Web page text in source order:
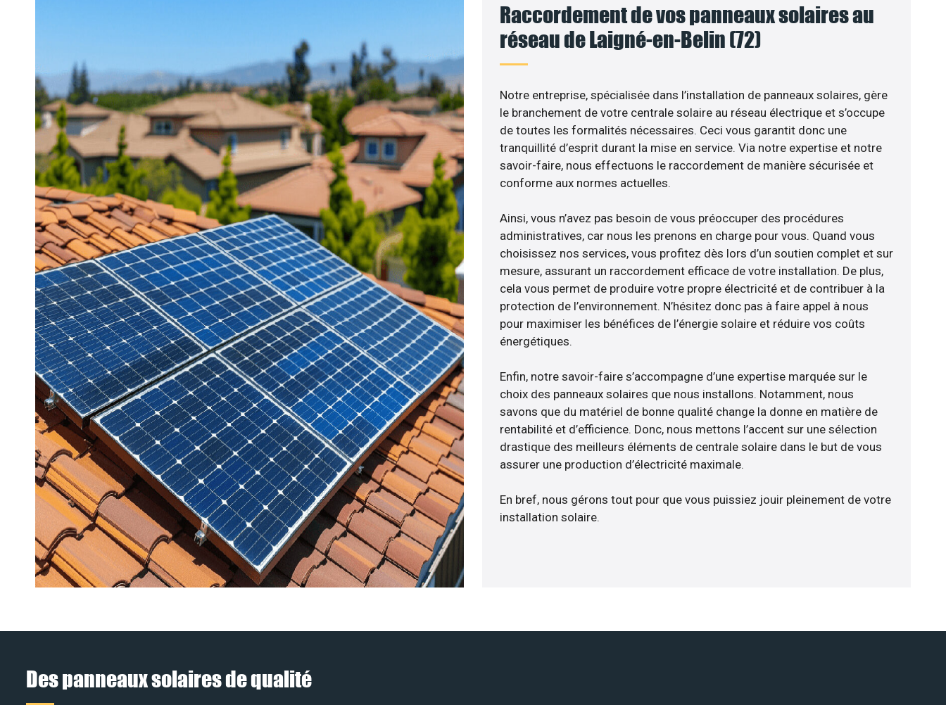
Raccordement de vos panneaux solaires au
réseau de Laigné-en-Belin (72)
Notre entreprise, spécialisée dans l’installation de panneaux solaires, gère
le branchement de votre centrale solaire au réseau électrique et s’occupe
de toutes les formalités nécessaires. Ceci vous garantit donc une
tranquillité d’esprit durant la mise en service. Via notre expertise et notre
savoir-faire, nous effectuons le raccordement de manière sécurisée et
conforme aux normes actuelles.
Ainsi, vous n’avez pas besoin de vous préoccuper des procédures
administratives, car nous les prenons en charge pour vous. Quand vous
choisissez nos services, vous profitez dès lors d’un soutien complet et sur
mesure, assurant un raccordement efficace de votre installation. De plus,
cela vous permet de produire votre propre électricité et de contribuer à la
protection de l’environnement. N’hésitez donc pas à faire appel à nous
pour maximiser les bénéfices de l’énergie solaire et réduire vos coûts
énergétiques.
Enfin, notre savoir-faire s’accompagne d’une expertise marquée sur le
choix des panneaux solaires que nous installons. Notamment, nous
savons que du matériel de bonne qualité change la donne en matière de
rentabilité et d’efficience. Donc, nous mettons l’accent sur une sélection
drastique des meilleurs éléments de centrale solaire dans le but de vous
assurer une production d’électricité maximale.
En bref, nous gérons tout pour que vous puissiez jouir pleinement de votre
installation solaire.
Des panneaux solaires de qualité